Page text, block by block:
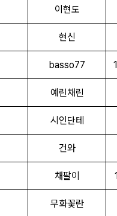
이현도
현신
basso77
예린채린
시인단테
건와
채팔이
무화꽃란